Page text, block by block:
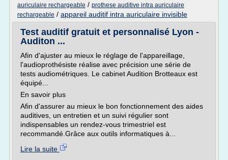
auriculaire rechargeable / prothese auditive intra auriculaire
rechargeable / appareil auditif intra auriculaire invisible
Test auditif gratuit et personnalisé Lyon -
Auditon ...
Afin d'ajuster au mieux le réglage de l'appareillage,
l'audioprothésiste réalise avec précision une série de
tests audiométriques. Le cabinet Audition Brotteaux est
équipé...
En savoir plus
Afin d'assurer au mieux le bon fonctionnement des aides
auditives, un entretien et un suivi régulier sont
indispensables un rendez-vous trimestriel est
recommandé.Grâce aux outils informatiques à...
Lire la suite